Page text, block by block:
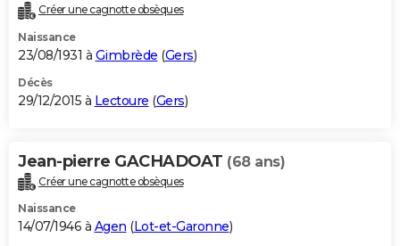
Créer une cagnotte obsèques
Naissance
23/08/1931 à Gimbrède (Gers)
Décès
29/12/2015 à Lectoure (Gers)
Jean-pierre GACHADOAT (68 ans)
Créer une cagnotte obsèques
Naissance
14/07/1946 à Agen (Lot-et-Garonne)